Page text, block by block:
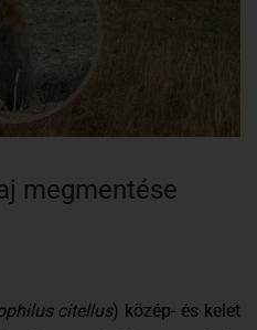
megmentése
citellus) közép- és kelet